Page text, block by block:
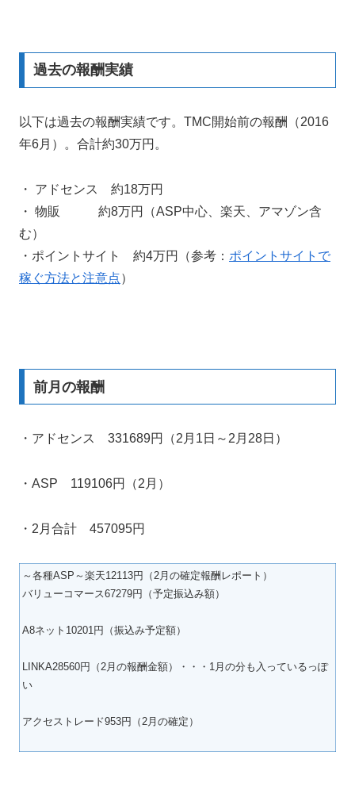
過去の報酬実績
以下は過去の報酬実績です。TMC開始前の報酬（2016
年6月）。合計約30万円。
・ アドセンス 約18万円
・ 物販 約8万円（ASP中心、楽天、アマゾン含
む）
・ポイントサイト 約4万円（参考： ポイントサイトで
稼ぐ方法と注意点）
前月の報酬
・アドセンス 331689円（2月1日～2月28日）
・ASP 119106円（2月）
・2月合計 457095円
～各種ASP～楽天12113円（2月の確定報酬レポート）
バリューコマース67279円（予定振込み額）
A8ネット10201円（振込み予定額）
LINKA28560円（2月の報酬金額）・・・1月の分も入っているっぽ
い
アクセストレード953円（2月の確定）